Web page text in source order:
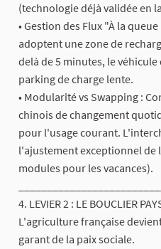
(technologie déjà validée en
• Gestion des Flux "À la
adoptent une zone de
delà de 5 minutes, le
parking de charge lente.
• Modularité vs Swapping :
chinois de changement
pour l'usage courant.
l'ajustement exceptionnel
modules pour les vacances).
4. LEVIER 2 : LE BOUCLIER
L'agriculture française
garant de la paix sociale.